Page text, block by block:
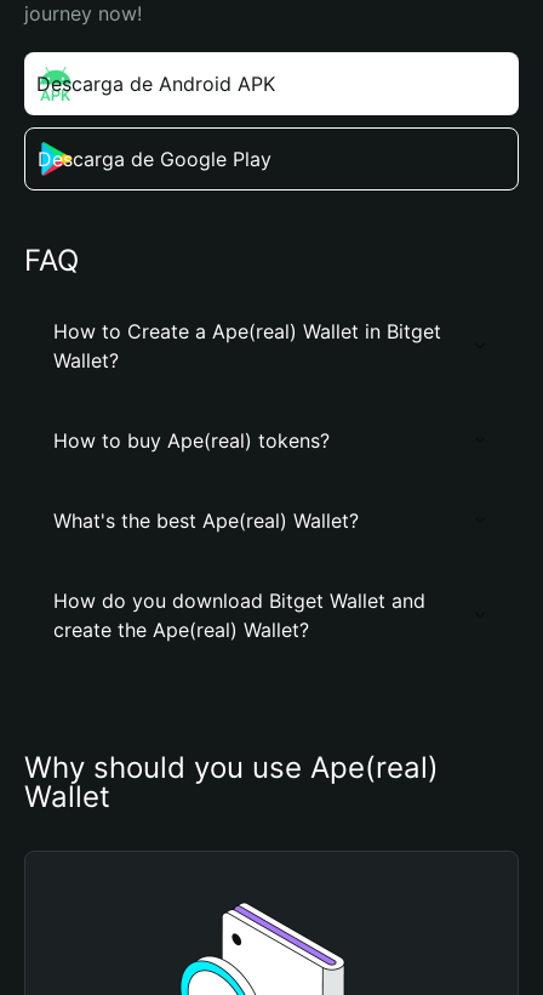
journey now!
Descarga de Android APK
Descarga de Google Play
FAQ
How to Create a Ape(real) Wallet in Bitget
Wallet?
How to buy Ape(real) tokens?
What's the best Ape(real) Wallet?
How do you download Bitget Wallet and
create the Ape(real) Wallet?
Why should you use Ape(real)
Wallet